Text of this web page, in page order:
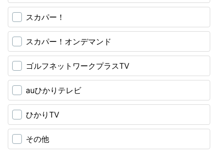
スカパー！
スカパー！オンデマンド
ゴルフネットワークプラスTV
auひかりテレビ
ひかりTV
その他